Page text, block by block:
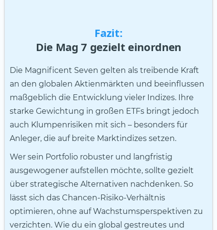
Fazit:
Die Mag 7 gezielt einordnen
Die Magnificent Seven gelten als treibende Kraft
an den globalen Aktienmärkten und beeinflussen
maßgeblich die Entwicklung vieler Indizes. Ihre
starke Gewichtung in großen ETFs bringt jedoch
auch Klumpenrisiken mit sich – besonders für
Anleger, die auf breite Marktindizes setzen.
Wer sein Portfolio robuster und langfristig
ausgewogener aufstellen möchte, sollte gezielt
über strategische Alternativen nachdenken. So
lässt sich das Chancen-Risiko-Verhältnis
optimieren, ohne auf Wachstumsperspektiven zu
verzichten. Wie du ein global gestreutes und